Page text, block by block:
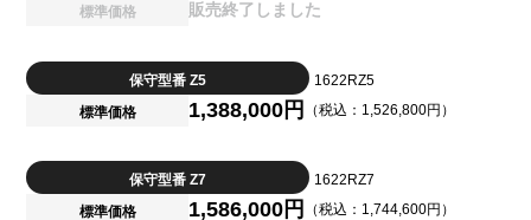
標準価格
販売終了しました
保守型番 Z5
1622RZ5
標準価格
1,388,000円 （税込：1,526,800円）
保守型番 Z7
1622RZ7
標準価格
1,586,000円 （税込：1,744,600円）